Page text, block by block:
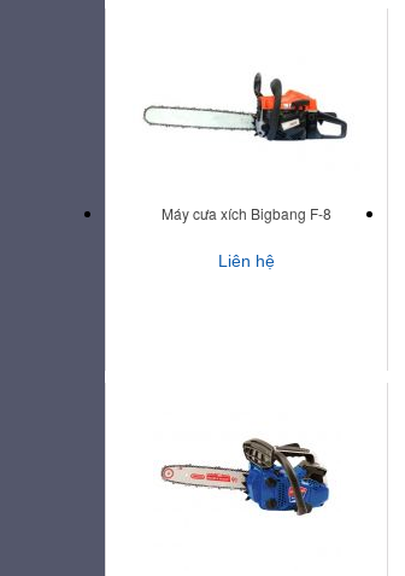
Máy cưa xích Bigbang F-8
Liên hệ